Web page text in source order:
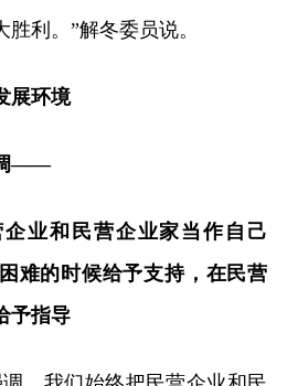
利。”解冬委员说。
展环境
调——
业和民营企业家当作自己
难的时候给予支持，在民营
予指导